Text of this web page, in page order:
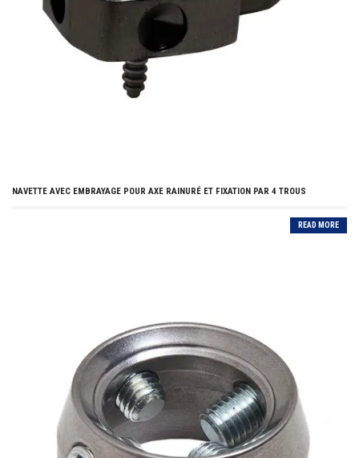
NAVETTE AVEC EMBRAYAGE POUR AXE RAINURÉ ET FIXATION PAR 4 TROUS
READ MORE